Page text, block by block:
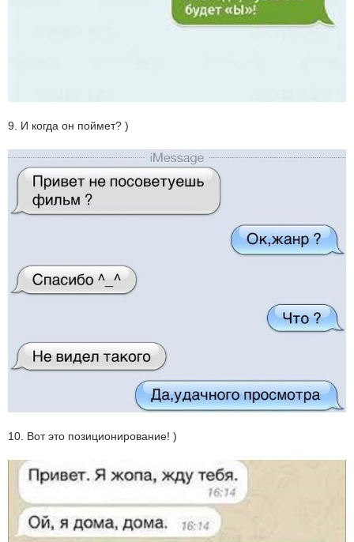
9. И когда он поймет? )
10. Вот это позиционирование! )